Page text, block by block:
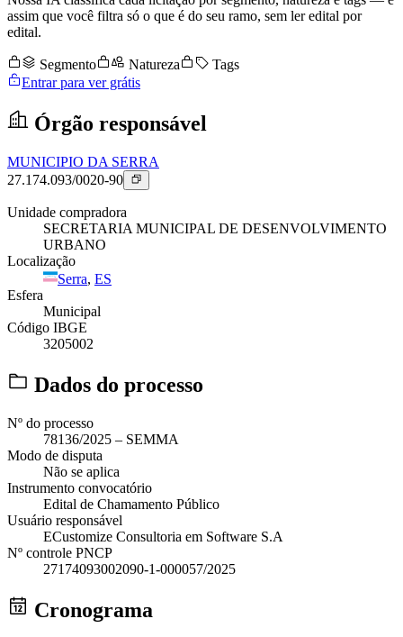
assim que você filtra só o que é do seu ramo, sem ler edital por
edital.
Segmento Natureza
Tags
Entrar para ver grátis
Órgão responsável
MUNICIPIO DA SERRA
27.174.093/0020-90
Unidade compradora
SECRETARIA MUNICIPAL DE DESENVOLVIMENTO
URBANO
Localização
Serra, ES
Esfera
Municipal
Código IBGE
3205002
Dados do processo
Nº do processo
78136/2025 – SEMMA
Modo de disputa
Não se aplica
Instrumento convocatório
Edital de Chamamento Público
Usuário responsável
ECustomize Consultoria em Software S.A
Nº controle PNCP
27174093002090-1-000057/2025
Cronograma